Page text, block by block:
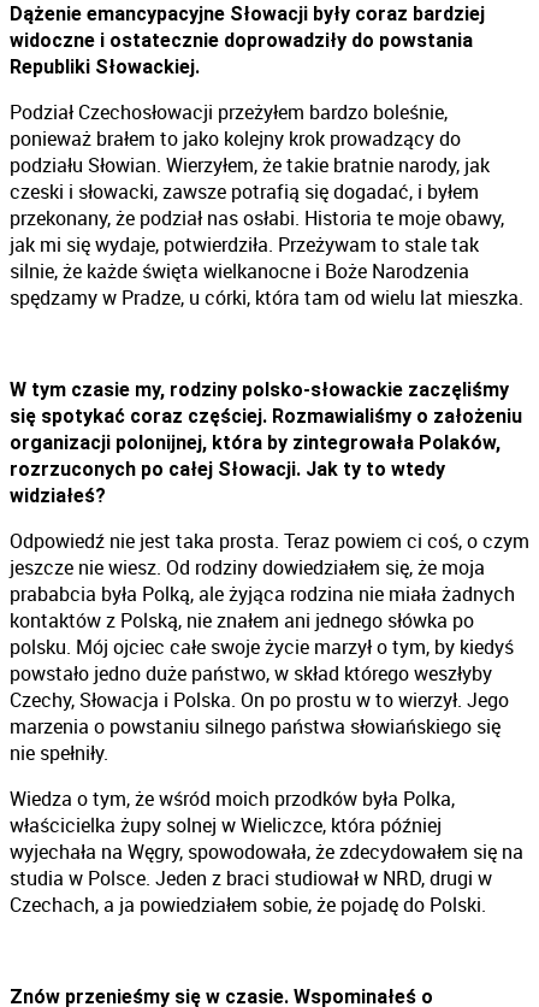
Dążenie emancypacyjne Słowacji były coraz bardziej
widoczne i ostatecznie doprowadziły do powstania
Republiki Słowackiej.
Podział Czechosłowacji przeżyłem bardzo boleśnie,
ponieważ brałem to jako kolejny krok prowadzący do
podziału Słowian. Wierzyłem, że takie bratnie narody, jak
czeski i słowacki, zawsze potrafią się dogadać, i byłem
przekonany, że podział nas osłabi. Historia te moje obawy,
jak mi się wydaje, potwierdziła. Przeżywam to stale tak
silnie, że każde święta wielkanocne i Boże Narodzenia
spędzamy w Pradze, u córki, która tam od wielu lat mieszka.
W tym czasie my, rodziny polsko-słowackie zaczęliśmy
się spotykać coraz częściej. Rozmawialiśmy o założeniu
organizacji polonijnej, która by zintegrowała Polaków,
rozrzuconych po całej Słowacji. Jak ty to wtedy
widziałeś?
Odpowiedź nie jest taka prosta. Teraz powiem ci coś, o czym
jeszcze nie wiesz. Od rodziny dowiedziałem się, że moja
prababcia była Polką, ale żyjąca rodzina nie miała żadnych
kontaktów z Polską, nie znałem ani jednego słówka po
polsku. Mój ojciec całe swoje życie marzył o tym, by kiedyś
powstało jedno duże państwo, w skład którego weszłyby
Czechy, Słowacja i Polska. On po prostu w to wierzył. Jego
marzenia o powstaniu silnego państwa słowiańskiego się
nie spełniły.
Wiedza o tym, że wśród moich przodków była Polka,
właścicielka żupy solnej w Wieliczce, która później
wyjechała na Węgry, spowodowała, że zdecydowałem się na
studia w Polsce. Jeden z braci studiował w NRD, drugi w
Czechach, a ja powiedziałem sobie, że pojadę do Polski.
Znów przenieśmy się w czasie. Wspominałeś o